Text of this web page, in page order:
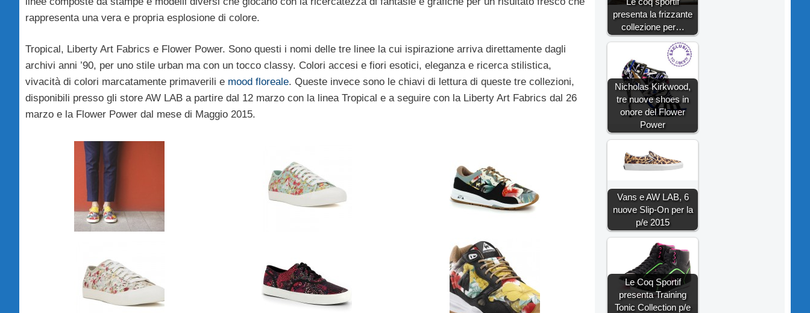
rappresenta una vera e propria esplosione di colore.
Tropical, Liberty Art Fabrics e Flower Power. Sono questi i nomi delle tre linee la cui ispirazione arriva direttamente dagli
archivi anni ’90, per uno stile urban ma con un tocco classy. Colori accesi e fiori esotici, eleganza e ricerca stilistica,
vivacità di colori marcatamente primaverili e mood floreale. Queste invece sono le chiavi di lettura di queste tre collezioni,
disponibili presso gli store AW LAB a partire dal 12 marzo con la linea Tropical e a seguire con la Liberty Art Fabrics dal 26
marzo e la Flower Power dal mese di Maggio 2015.
presenta la frizzante
collezione per…
Nicholas Kirkwood,
tre nuove shoes in
onore del Flower
Power
Vans e AW LAB, 6
nuove Slip-On per la
p/e 2015
Le Coq Sportif
presenta Training
Tonic Collection p/e